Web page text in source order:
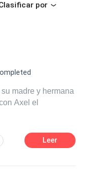
por
madre y hermana
Axel el
Leer